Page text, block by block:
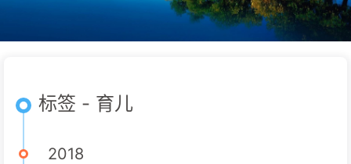
标签 - 育儿
2018